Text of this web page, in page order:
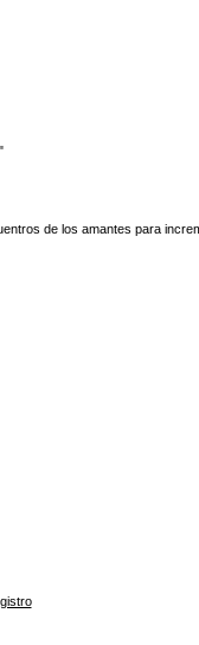
de los amantes para